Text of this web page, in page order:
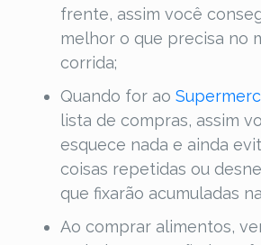
frente, assim você
melhor o que precisa no
corrida;
Quando for ao
lista de compras, assim
esquece nada e ainda
coisas repetidas ou
que fixarão acumuladas
Ao comprar alimentos,